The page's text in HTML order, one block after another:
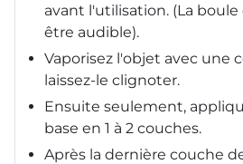
avant l'utilisation. (La
être audible).
Vaporisez l'objet avec une
laissez-le clignoter.
Ensuite seulement,
base en 1 à 2 couches.
Après la dernière couche